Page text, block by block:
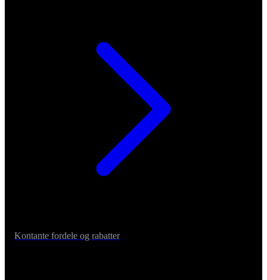
Kontante fordele og rabatter